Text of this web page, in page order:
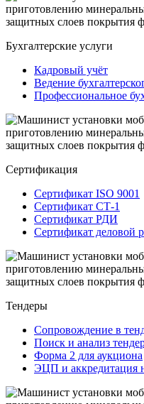
Бухгалтерские услуги
Кадровый учёт
Ведение
Профессиональное
Сертификация
Сертификат ISO 9001
Сертификат СТ-1
Сертификат РДИ
Сертификат деловой
Тендеры
Сопровождение в
Поиск и анализ
Форма 2 для аукциона
ЭЦП и аккредитация